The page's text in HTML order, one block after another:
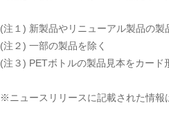
(注１) 新製品やリニューアル製品の製
(注２) 一部の製品を除く
(注３) PETボトルの製品見本をカー
※ニュースリリースに記載された情報